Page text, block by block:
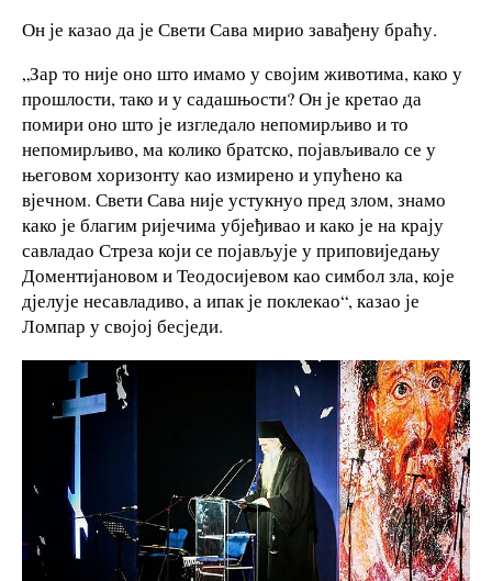
Он је казао да је Свети Сава мирио завађену браћу.
„Зар то није оно што имамо у својим животима, како у
прошлости, тако и у садашњости? Он је кретао да
помири оно што је изгледало непомирљиво и то
непомирљиво, ма колико братско, појављивало се у
његовом хоризонту као измирено и упућено ка
вјечном. Свети Сава није устукнуо пред злом, знамо
како је благим ријечима убјеђивао и како је на крају
савладао Стреза који се појављује у приповиједању
Доментијановом и Теодосијевом као симбол зла, које
дјелује несавладиво, а ипак је поклекао“, казао је
Ломпар у својој бесједи.